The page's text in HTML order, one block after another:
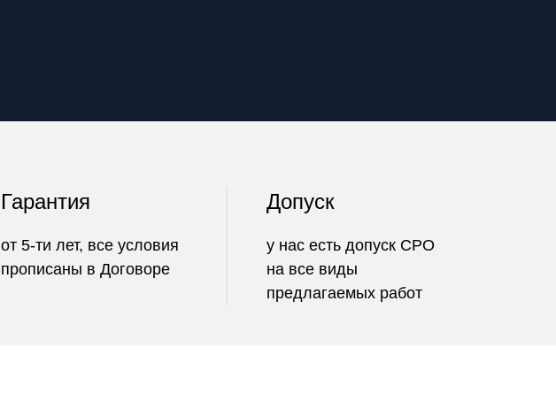
Гарантия
от 5-ти лет, все условия
прописаны в Договоре
Допуск
у нас есть допуск СРО
на все виды
предлагаемых работ